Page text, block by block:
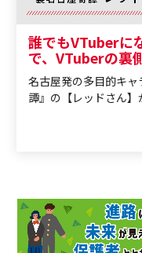
誰でもVTuberに
で、VTuberの裏
名古屋発の多目的キ
譚』の【レッドさん】